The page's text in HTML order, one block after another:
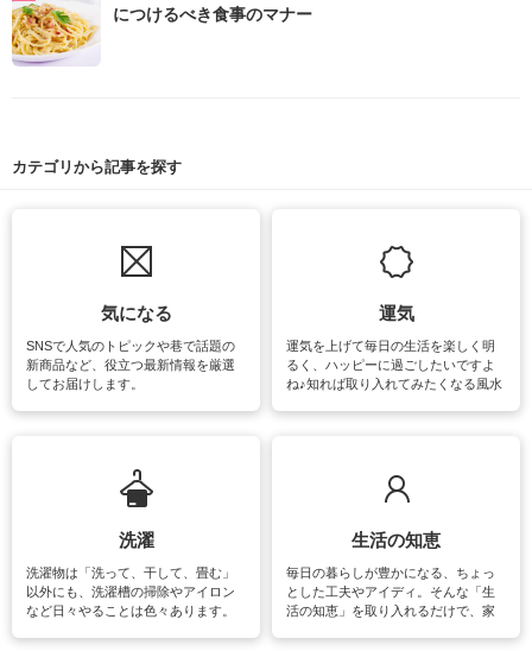
につけるべき食事のマナー
カテゴリから記事を探す
気になる
SNSで人気のトピックや巷で話題の
新商品など、役立つ最新情報を厳選
してお届けします。
運気
運気を上げて毎日の生活を楽しく明
るく、ハッピーに過ごしたいですよ
ね♪知れば取り入れてみたくなる風水
洗濯
洗濯物は「洗って、干して、畳む」
以外にも、洗濯槽の掃除やアイロン
など日々やることは色々あります。
生活の知恵
毎日の暮らしが豊かになる、ちょっ
とした工夫やアイディ。そんな「生
活の知恵」を取り入れるだけで、家